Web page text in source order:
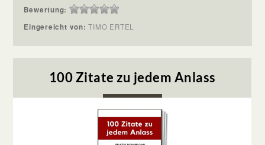
Bewertung:
Eingereicht von:TIMO ERTEL